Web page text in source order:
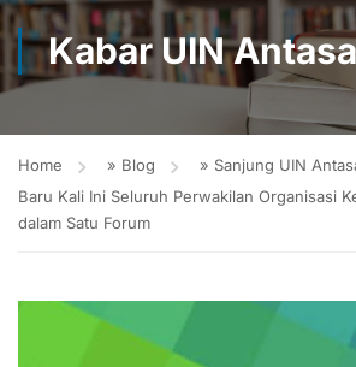
Kabar UIN
Home » Blog » Sanjung UIN
Baru Kali Ini Seluruh Perwakilan Organisasi
dalam Satu Forum